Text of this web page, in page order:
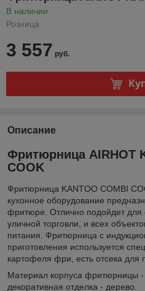
В наличии
Розница
3 557 руб.
Описание
Фритюрница AIRHOT
COOK
Фритюрница KANTOO COMBI
кухонное оборудование
фритюре. Отлично подойдет
уличной торговли, и всех
питания. Фритюрница с
приготовления используется
картофеля фри, есть отсека для
Материал корпуса фритюрницы
декоративная отделка - дерево.